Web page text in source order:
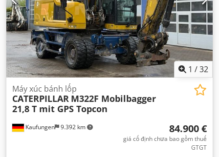
1 /32
Kaufungen 9.392 km
Máy xúc bánh lốp
CATERPILLAR M322F Mobilbagger
21,8 T mit GPS Topcon
84.900 €
giá cố định chưa bao gồm thuế
GTGT